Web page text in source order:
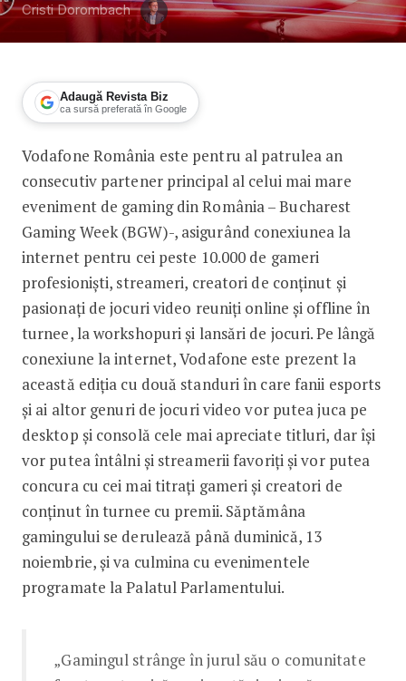
Cristi Dorombach
Adaugă Revista Biz
ca sursă preferată în Google
Vodafone conectează fanii cu cei
Vodafone România este pentru al patrulea an
consecutiv partener principal al celui mai mare
eveniment de gaming din România – Bucharest
Gaming Week (BGW)-, asigurând conexiunea la
internet pentru cei peste 10.000 de gameri
profesioniști, streameri, creatori de conținut și
pasionați de jocuri video reuniți online și offline în
turnee, la workshopuri și lansări de jocuri. Pe lângă
conexiune la internet, Vodafone este prezent la
această ediția cu două standuri în care fanii esports
și ai altor genuri de jocuri video vor putea juca pe
desktop și consolă cele mai apreciate titluri, dar își
vor putea întâlni și streamerii favoriți și vor putea
concura cu cei mai titrați gameri și creatori de
conținut în turnee cu premii. Săptămâna
gamingului se derulează până duminică, 13
noiembrie, și va culmina cu evenimentele
programate la Palatul Parlamentului.
„Gamingul strânge în jurul său o comunitate